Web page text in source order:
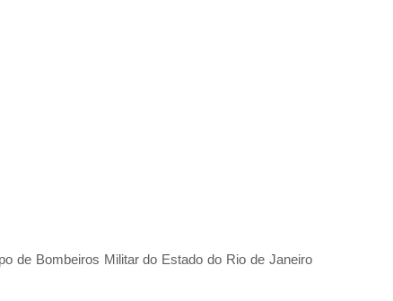
de Bombeiros Militar do Estado do Rio de Janeiro